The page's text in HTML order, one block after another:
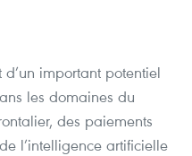
important potentiel
les domaines du
des paiements
l’intelligence artificielle